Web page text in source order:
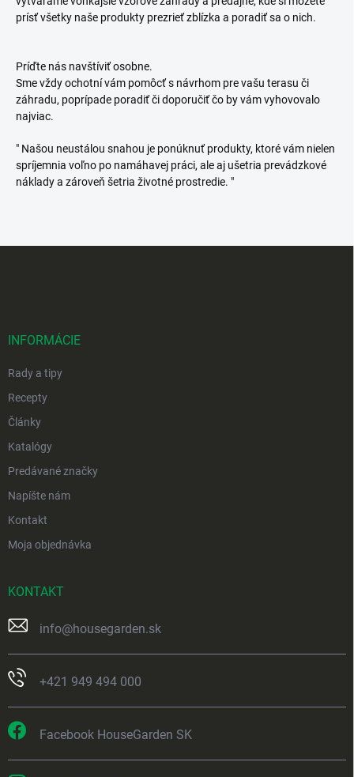
prísť všetky naše produkty prezrieť zblízka a poradiť sa o nich.
Príďte nás navštíviť osobne.
Sme vždy ochotní vám pomôcť s návrhom pre vašu terasu či
záhradu, poprípade poradiť či doporučiť čo by vám vyhovovalo
najviac.
" Našou neustálou snahou je ponúknuť produkty, ktoré vám nielen
spríjemnia voľno po namáhavej práci, ale aj ušetria prevádzkové
náklady a zároveň šetria životné prostredie. "
INFORMÁCIE
Rady a tipy
Recepty
Články
Katalógy
Predávané značky
Napíšte nám
Kontakt
Moja objednávka
KONTAKT
info@housegarden.sk
+421 949 494 000
Facebook HouseGarden SK